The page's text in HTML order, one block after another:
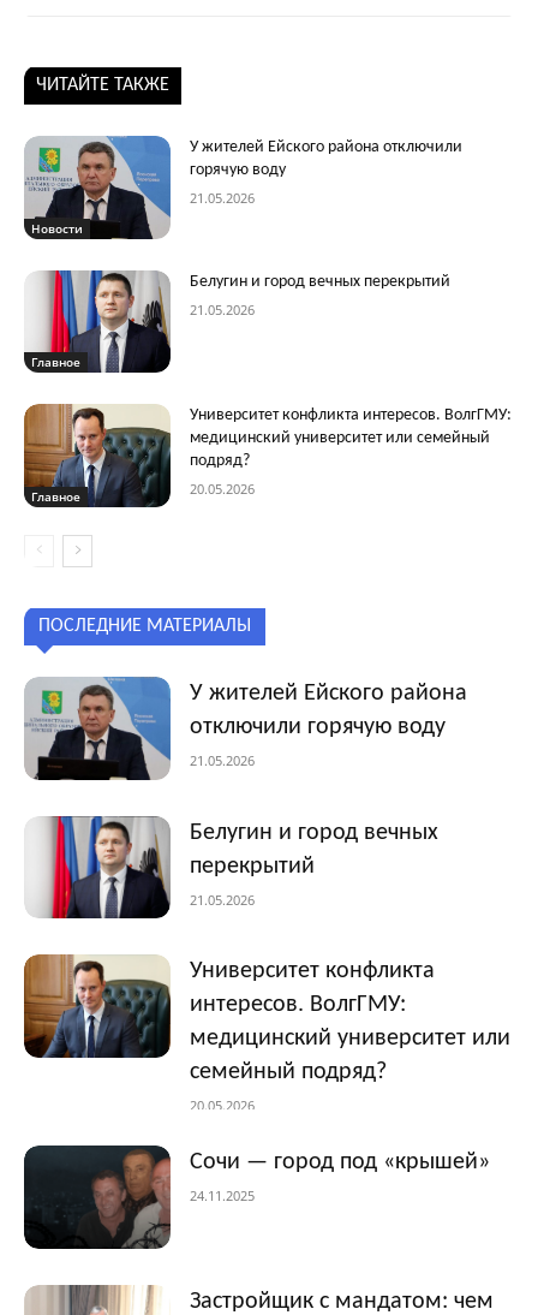
ЧИТАЙТЕ ТАКЖЕ
Новости
У жителей Ейского района отключили
горячую воду
21.05.2026
Главное
Белугин и город вечных перекрытий
21.05.2026
Главное
Университет конфликта интересов. ВолгГМУ:
медицинский университет или семейный
подряд?
20.05.2026
ПОСЛЕДНИЕ МАТЕРИАЛЫ
У жителей Ейского района
отключили горячую воду
21.05.2026
Белугин и город вечных
перекрытий
21.05.2026
Университет конфликта
интересов. ВолгГМУ:
медицинский университет или
семейный подряд?
20.05.2026
Сочи — город под «крышей»
24.11.2025
Застройщик с мандатом: чем